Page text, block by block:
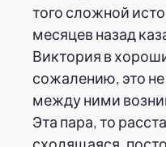
того сложной
месяцев назад
Виктория в
сожалению, это
между ними
Эта пара, то
сходящаяся,